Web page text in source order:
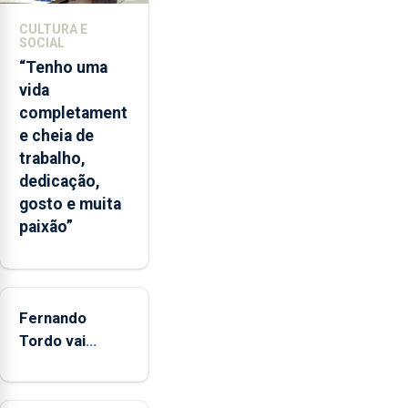
das
Flores
apresenta
um
“decréscimo
significativo”
da
CPUE
entre
2022
CULTURA E
SOCIAL
“Tenho uma
vida
completament
e cheia de
trabalho,
dedicação,
gosto e muita
paixão”
Fernando
Tordo vai
anos de